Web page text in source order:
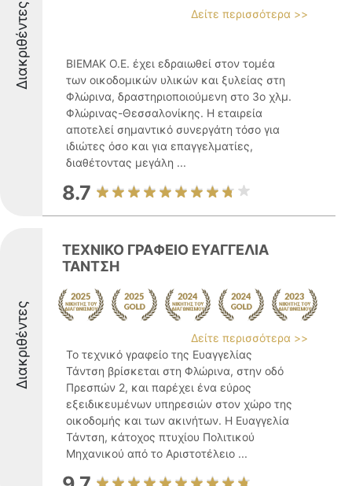
Διακριθέντες Δείτε περισσότερα >>
BIEMAK O.E. έχει εδραιωθεί στον τομέα
των οικοδομικών υλικών και ξυλείας στη
Φλώρινα, δραστηριοποιούμενη στο 3ο χλμ.
Φλώρινας-Θεσσαλονίκης. Η εταιρεία
αποτελεί σημαντικό συνεργάτη τόσο για
ιδιώτες όσο και για επαγγελματίες,
διαθέτοντας μεγάλη ...
8.7
Διακριθέντες
ΤΕΧΝΙΚΟ ΓΡΑΦΕΙΟ ΕΥΑΓΓΕΛΙΑ
ΤΑΝΤΣΗ
Δείτε περισσότερα >>
Το τεχνικό γραφείο της Ευαγγελίας
Τάντση βρίσκεται στη Φλώρινα, στην οδό
Πρεσπών 2, και παρέχει ένα εύρος
εξειδικευμένων υπηρεσιών στον χώρο της
οικοδομής και των ακινήτων. Η Ευαγγελία
Τάντση, κάτοχος πτυχίου Πολιτικού
Μηχανικού από το Αριστοτέλειο ...